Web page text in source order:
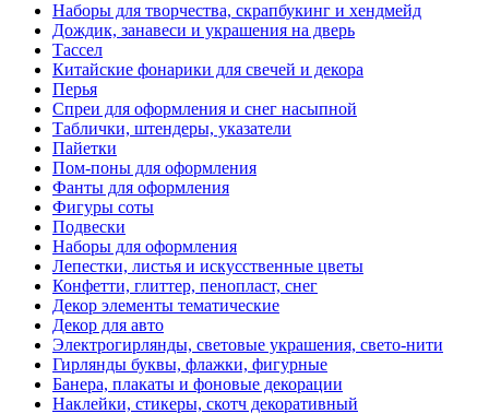
Наборы для творчества, скрапбукинг и хендмейд
Дождик, занавеси и украшения на дверь
Тассел
Китайские фонарики для свечей и декора
Перья
Спреи для оформления и снег насыпной
Таблички, штендеры, указатели
Пайетки
Пом-поны для оформления
Фанты для оформления
Фигуры соты
Подвески
Наборы для оформления
Лепестки, листья и искусственные цветы
Конфетти, глиттер, пенопласт, снег
Декор элементы тематические
Декор для авто
Электрогирлянды, световые украшения, свето-нити
Гирлянды буквы, флажки, фигурные
Банера, плакаты и фоновые декорации
Наклейки, стикеры, скотч декоративный